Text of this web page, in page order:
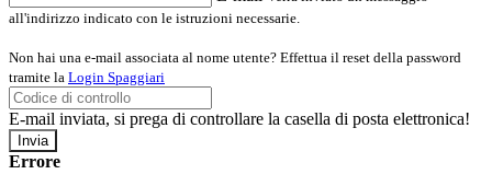
all'indirizzo indicato con le istruzioni necessarie.
Non hai una e-mail associata al nome utente? Effettua il reset della password
tramite la Login Spaggiari
E-mail inviata, si prega di controllare la casella di posta elettronica!
Errore